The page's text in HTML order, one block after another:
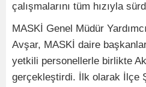
çalışmalarını tüm hızıyla
MASKİ Genel Müdür
Avşar, MASKİ daire
yetkili personellerle birlikte
gerçekleştirdi. İlk olarak İlçe